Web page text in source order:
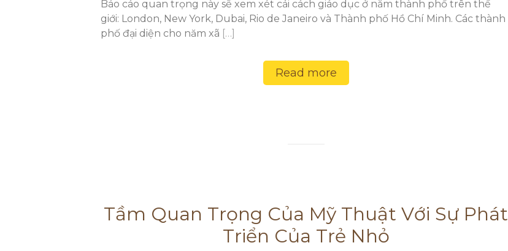
Báo cáo quan trọng này sẽ xem xét cải cách giáo dục ở năm thành phố trên thế
giới: London, New York, Dubai, Rio de Janeiro và Thành phố Hồ Chí Minh. Các thành
phố đại diện cho năm xã […]
Read more
Tầm Quan Trọng Của Mỹ Thuật Với Sự Phát
Triển Của Trẻ Nhỏ